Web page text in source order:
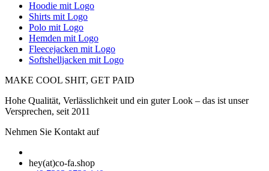
Hoodie mit Logo
Shirts mit Logo
Polo mit Logo
Hemden mit Logo
Fleecejacken mit Logo
Softshelljacken mit Logo
MAKE COOL SHIT, GET PAID
Hohe Qualität, Verlässlichkeit und ein guter Look – das ist unser
Versprechen, seit 2011
Nehmen Sie Kontakt auf
hey(at)co-fa.shop